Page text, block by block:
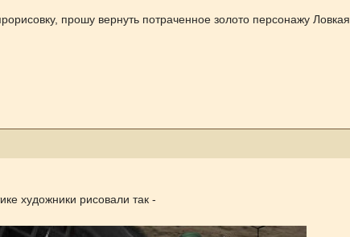
прошу вернуть потраченное золото персонажу Ловкая
художники рисовали так -